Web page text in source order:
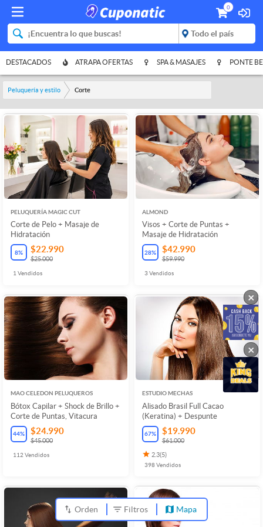
0
DESTACADOS ATRAPA OFERTAS SPA & MASAJES PONTE
Peluquería y estilo Corte
PELUQUERÍA MAGIC CUT
Corte de Pelo + Masaje de
Hidratación
8% $22.990
$25.000
1 Vendidos
ALMOND
Visos + Corte de Puntas +
Masaje de Hidratación
28% $42.990
$59.990
3Vendidos
MAO CELEDON PELUQUEROS
Bótox Capilar + Shock de Brillo +
Corte de Puntas, Vitacura
44% $24.990
$45.000
112 Vendidos
ESTUDIO MECHAS
Alisado Brasil Full Cacao
(Keratina) + Despunte
67% $19.990
$61.000
2.3(5)
398Vendidos
Orden Filtros Mapa
×
×